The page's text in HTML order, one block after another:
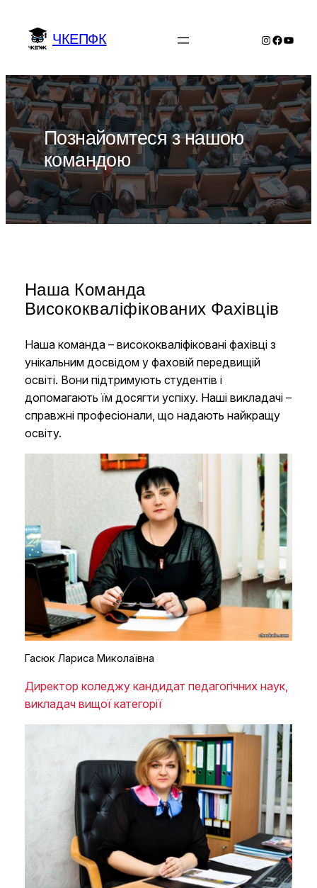
вмісту
ЧКЕПФК Instagram
Познайомтеся з нашою
командою
Наша Команда
Висококваліфікованих Фахівців
Наша команда – висококваліфіковані фахівці з
унікальним досвідом у фаховій передвищій
освіті. Вони підтримують студентів і
допомагають їм досягти успіху. Наші викладачі –
справжні професіонали, що надають найкращу
освіту.
Гасюк Лариса Миколаївна
Директор коледжу кандидат педагогічних наук,
викладач вищої категорії